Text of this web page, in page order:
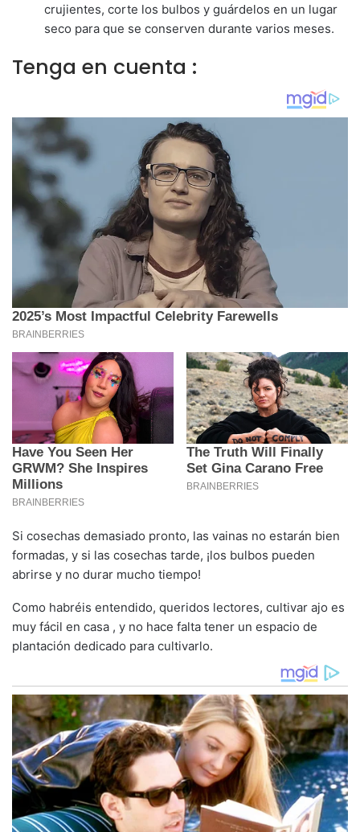
crujientes, corte los bulbos y guárdelos en un lugar
seco para que se conserven durante varios meses.
Tenga en cuenta :
Si cosechas demasiado pronto, las vainas no estarán bien
formadas, y si las cosechas tarde, ¡los bulbos pueden
abrirse y no durar mucho tiempo!
Como habréis entendido, queridos lectores, cultivar ajo es
muy fácil en casa , y no hace falta tener un espacio de
plantación dedicado para cultivarlo.